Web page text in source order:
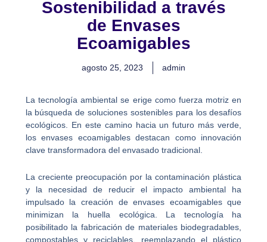
Sostenibilidad a través
de Envases
Ecoamigables
agosto 25, 2023 admin
La tecnología ambiental se erige como fuerza motriz en
la búsqueda de soluciones sostenibles para los desafíos
ecológicos. En este camino hacia un futuro más verde,
los envases ecoamigables destacan como innovación
clave transformadora del envasado tradicional.
La creciente preocupación por la contaminación plástica
y la necesidad de reducir el impacto ambiental ha
impulsado la creación de envases ecoamigables que
minimizan la huella ecológica. La tecnología ha
posibilitado la fabricación de materiales biodegradables,
compostables y reciclables, reemplazando el plástico